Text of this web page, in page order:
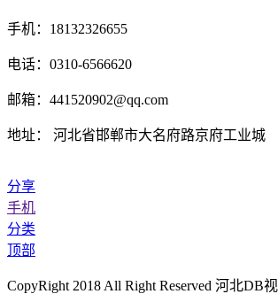
手机：18132326655
电话：0310-6566620
邮箱：441520902@qq.com
地址： 河北省邯郸市大名府路京府工业城
分享
手机
分类
顶部
CopyRight 2018 All Right Reserved 河北DB